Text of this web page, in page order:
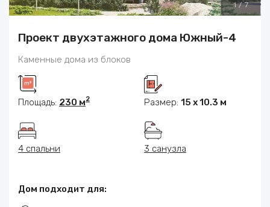
1 / 7
Проект двухэтажного дома Южный-4
Каменные дома из блоков
Площадь: 230 м2 Размер: 15 х 10.3 м
4 спальни 3 санузла
Дом подходит для: